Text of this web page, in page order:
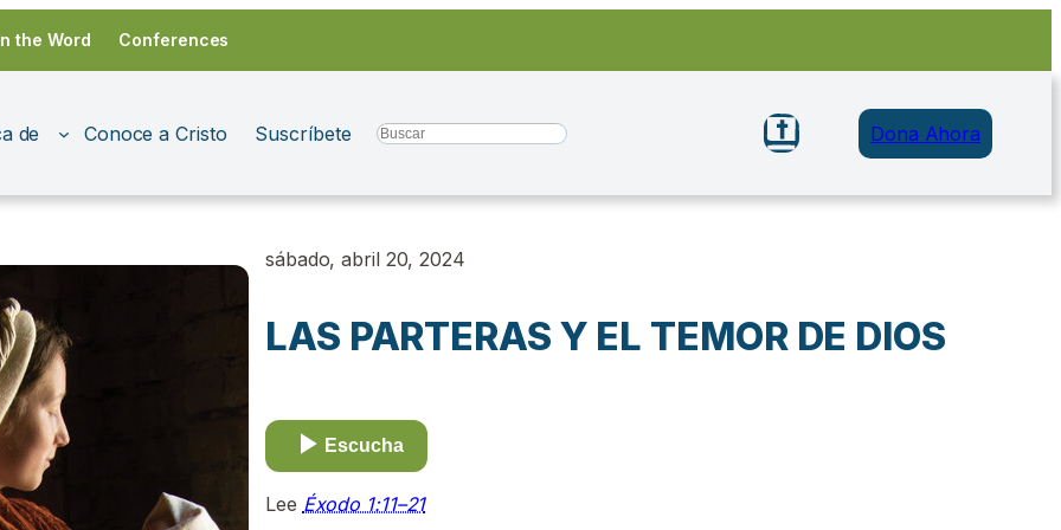
the Word Conferences
de Conoce a Cristo Suscríbete Search Dona Ahora
sábado, abril 20, 2024
LAS PARTERAS Y EL TEMOR DE DIOS
Escucha
Lee Éxodo 1:11–21